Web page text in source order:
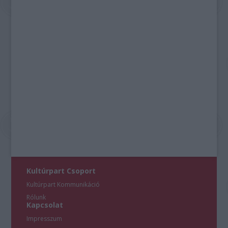
Kultúrpart Csoport
Kultúrpart Kommunikáció
Rólunk
Kapcsolat
Impresszum